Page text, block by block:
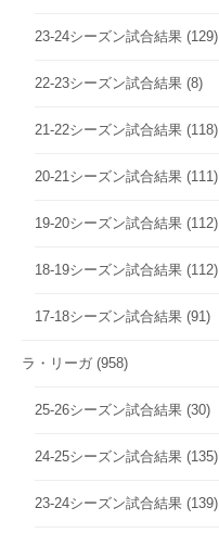
23-24シーズン試合結果 (129)
22-23シーズン試合結果 (8)
21-22シーズン試合結果 (118)
20-21シーズン試合結果 (111)
19-20シーズン試合結果 (112)
18-19シーズン試合結果 (112)
17-18シーズン試合結果 (91)
ラ・リーガ (958)
25-26シーズン試合結果 (30)
24-25シーズン試合結果 (135)
23-24シーズン試合結果 (139)